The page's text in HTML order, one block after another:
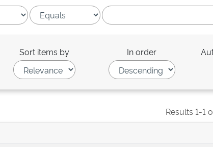
Sort items by In order
Results 1-1